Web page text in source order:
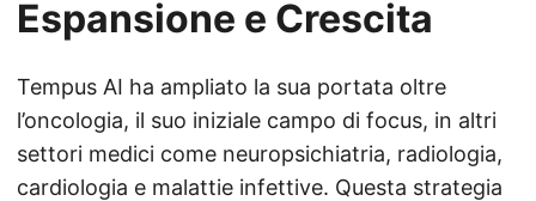
Espansione e Crescita
Tempus AI ha ampliato la sua portata oltre
l’oncologia, il suo iniziale campo di focus, in altri
settori medici come neuropsichiatria, radiologia,
cardiologia e malattie infettive. Questa strategia